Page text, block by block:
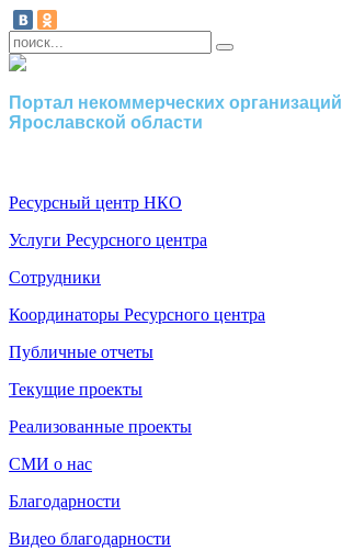
Портал некоммерческих организаций
Ярославской области
Ресурсный центр НКО
Услуги Ресурсного центра
Сотрудники
Координаторы Ресурсного центра
Публичные отчеты
Текущие проекты
Реализованные проекты
СМИ о нас
Благодарности
Видео благодарности